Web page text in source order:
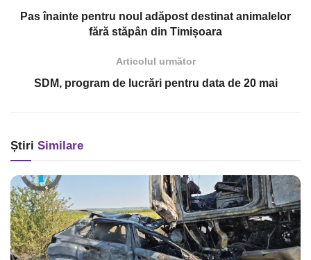
Pas înainte pentru noul adăpost destinat animalelor
fără stăpân din Timișoara
Articolul următor
SDM, program de lucrări pentru data de 20 mai
Știri Similare